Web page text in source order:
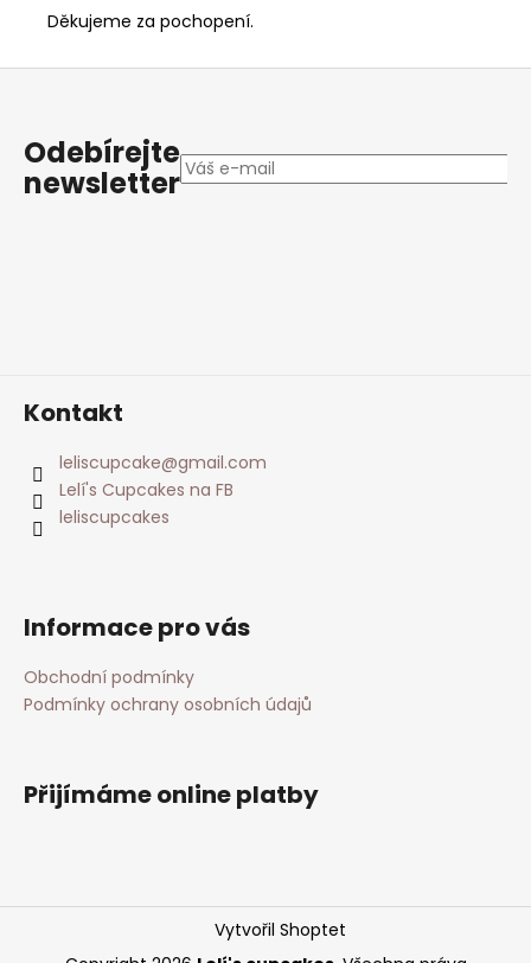
Děkujeme za pochopení.
Z
Odebírejte
newsletter
Kontakt
leliscupcake@gmail.com
Lelí's Cupcakes na FB
leliscupcakes
Informace pro vás
Obchodní podmínky
Podmínky ochrany osobních údajů
Přijímáme online platby
Vytvořil Shoptet